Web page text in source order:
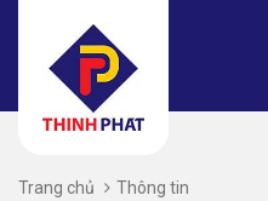
Trang chủ
Thông tin